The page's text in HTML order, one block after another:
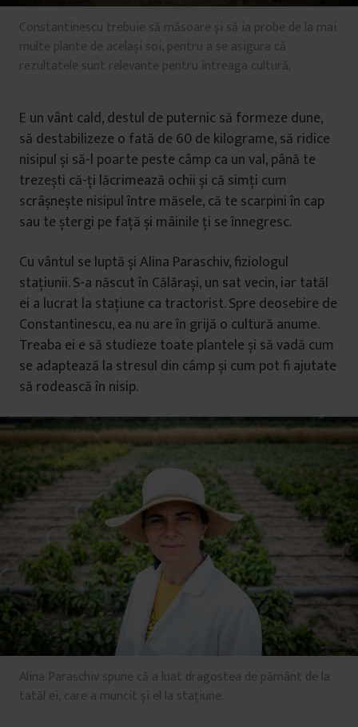
Constantinescu trebuie să măsoare și să ia probe de la mai
multe plante de același soi, pentru a se asigura că
rezultatele sunt relevante pentru întreaga cultură.
E un vânt cald, destul de puternic să formeze dune,
să destabilizeze o fată de 60 de kilograme, să ridice
nisipul și să-l poarte peste câmp ca un val, până te
trezești că-ți lăcrimează ochii și că simți cum
scrâșnește nisipul între măsele, că te scarpini în cap
sau te ștergi pe față și mâinile ți se înnegresc.
Cu vântul se luptă și Alina Paraschiv, fiziologul
stațiunii. S-a născut în Călărași, un sat vecin, iar tatăl
ei a lucrat la stațiune ca tractorist. Spre deosebire de
Constantinescu, ea nu are în grijă o cultură anume.
Treaba ei e să studieze toate plantele și să vadă cum
se adaptează la stresul din câmp și cum pot fi ajutate
să rodească în nisip.
Alina Paraschiv spune că a luat dragostea de pământ de la
tatăl ei, care a muncit și el la stațiune.